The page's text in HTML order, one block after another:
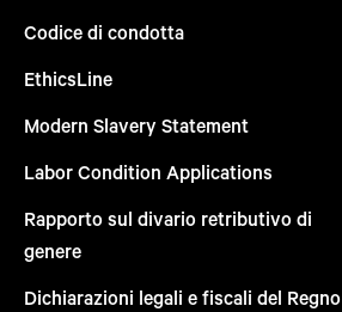
Codice di condotta
EthicsLine
Modern Slavery Statement
Labor Condition Applications
Rapporto sul divario retributivo di
genere
Dichiarazioni legali e fiscali del Regno